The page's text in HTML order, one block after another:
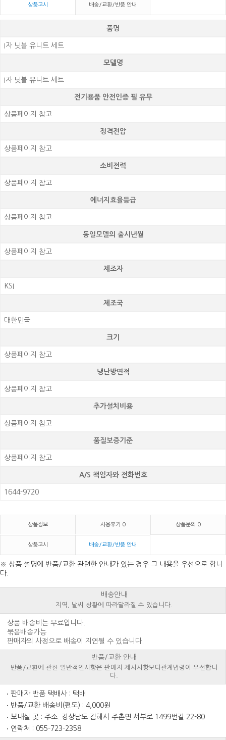
상품고시 배송/교환/반품 안내
품명
I자 닛블 유니트 세트
모델명
I자 닛블 유니트 세트
전기용품 안전인증 필 유무
상품페이지 참고
정격전압
상품페이지 참고
소비전력
상품페이지 참고
에너지효율등급
상품페이지 참고
동일모델의 출시년월
상품페이지 참고
제조자
KSI
제조국
대한민국
크기
상품페이지 참고
냉난방면적
상품페이지 참고
추가설치비용
상품페이지 참고
품질보증기준
상품페이지 참고
A/S 책임자와 전화번호
1644-9720
상품정보 사용후기 0 상품문의 0
상품고시 배송/교환/반품 안내
※ 상품 설명에 반품/교환 관련한 안내가 있는 경우 그 내용을 우선으로 합니
다.
배송안내
지역, 날씨 상황에 따라달라질 수 있습니다.
상품 배송비는 무료입니다.
묶음배송가능
판매자의 사정으로 배송이 지연될 수 있습니다.
반품/교환 안내
반품/교환에 관한 일반적인 사항은 판매자 제시사항보다관계법령이 우선합니
다.
판매자 반품 택배사 : 택배
반품/교환 배송비(편도) : 4,000원
보내실 곳 : 주소. 경상남도 김해시 주촌면 서부로 1499번길 22-80
연락처 : 055-723-2358